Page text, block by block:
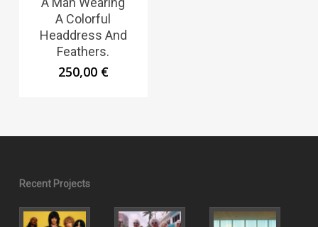
A Colorful
Headdress And
Feathers.
250,00 €
Recent Projects